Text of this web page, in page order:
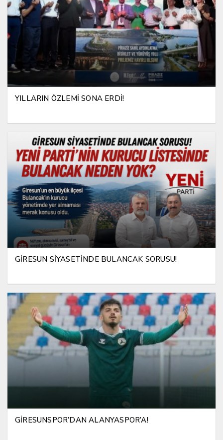
YILLARIN ÖZLEMİ SONA ERDİ!
GİRESUN SİYASETİNDE BULANCAK SORUSU!
GİRESUNSPOR’DAN ALANYASPOR’A!